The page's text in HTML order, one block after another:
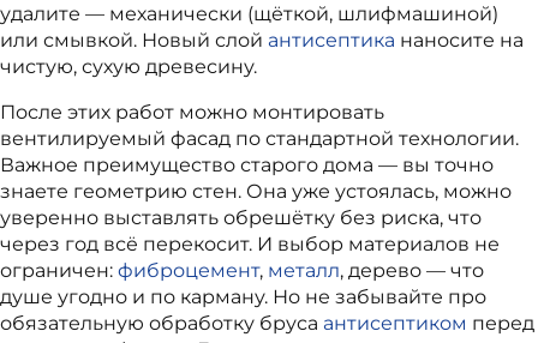
удалите — механически (щёткой, шлифмашиной)
или смывкой. Новый слой антисептика наносите на
чистую, сухую древесину.
После этих работ можно монтировать
вентилируемый фасад по стандартной технологии.
Важное преимущество старого дома — вы точно
знаете геометрию стен. Она уже устоялась, можно
уверенно выставлять обрешётку без риска, что
через год всё перекосит. И выбор материалов не
ограничен: фиброцемент, металл, дерево — что
душе угодно и по карману. Но не забывайте про
обязательную обработку бруса антисептиком перед